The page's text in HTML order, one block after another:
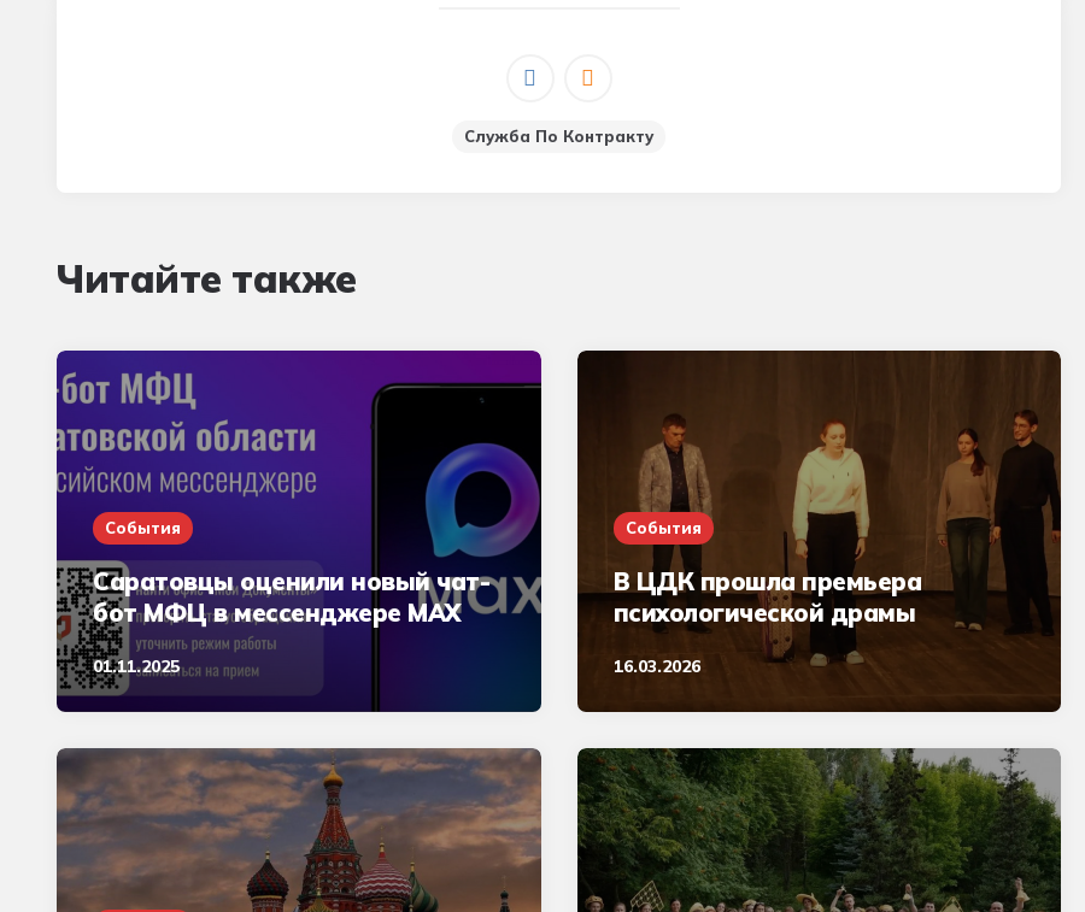
Служба По Контракту
Читайте также
События
Саратовцы оценили новый чат-
бот МФЦ в мессенджере MAX
01.11.2025
События
В ЦДК прошла премьера
психологической драмы
16.03.2026